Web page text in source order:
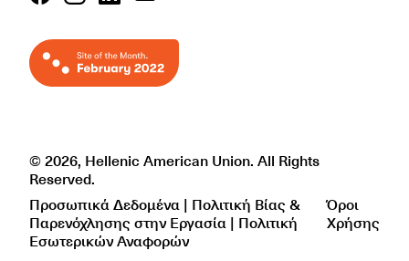
© 2026, Hellenic American Union. All Rights
Reserved.
Προσωπικά Δεδομένα | Πολιτική Βίας &
Παρενόχλησης στην Εργασία | Πολιτική
Εσωτερικών Αναφορών
Όροι
Χρήσης